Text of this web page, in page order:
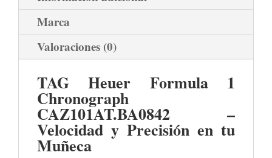
Marca
Valoraciones (0)
TAG Heuer Formula 1
Chronograph
CAZ101AT.BA0842 –
Velocidad y Precisión en tu
Muñeca